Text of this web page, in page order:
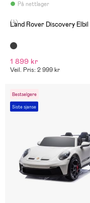
På nettlager
(4)
Land Rover Discovery Elbil
1 899 kr
Veil. Pris: 2 999 kr
Bestselgere
Siste sjanse